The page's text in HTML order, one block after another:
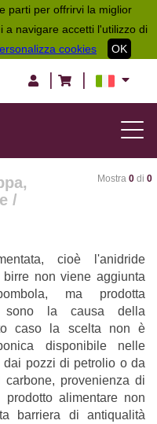
parti per offrirvi la miglior
a navigare accetti l'utilizzo di
cookies OK
| |
/
Mostra 0 di 0
cioè l'anidride
non viene aggiunta
ma prodotta
sono la causa della
caso la scelta non è
disponibile nelle
dai pozzi di petrolio o da
provenienza di
alimentare non
barriera di antiqualità